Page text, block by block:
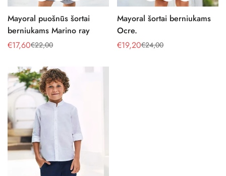
Mayoral puošnūs šortai
berniukams Marino ray
Pardavimo
€17,60
Reguliari€22,00
Mayoral šortai berniukams
Ocre.
Pardavimo
€19,20
Reguliari€24,00